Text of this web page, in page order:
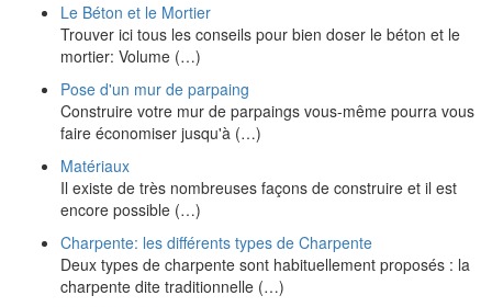
Le Béton et le Mortier
Trouver ici tous les conseils pour bien doser le béton et le
mortier: Volume (…)
Pose d'un mur de parpaing
Construire votre mur de parpaings vous-même pourra vous
faire économiser jusqu'à (…)
Matériaux
Il existe de très nombreuses façons de construire et il est
encore possible (…)
Charpente: les différents types de Charpente
Deux types de charpente sont habituellement proposés : la
charpente dite traditionnelle (…)